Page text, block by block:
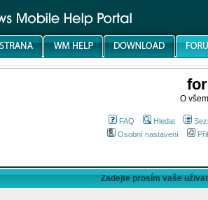
O
FAQ Hledat
Osobní nastavení
Zadejte prosím vaše